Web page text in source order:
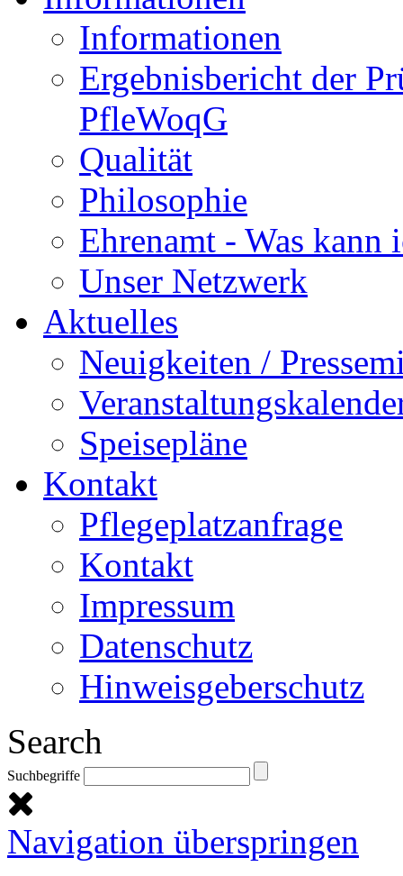
Informationen
Ergebnisbericht der
PfleWoqG
Qualität
Philosophie
Ehrenamt - Was kann
Unser Netzwerk
Aktuelles
Neuigkeiten /
Speisepläne
Kontakt
Pflegeplatzanfrage
Kontakt
Impressum
Datenschutz
Hinweisgeberschutz
Search
Suchbegriffe
Navigation überspringen